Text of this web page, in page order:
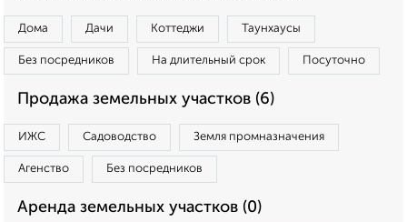
Дома Дачи Коттеджи Таунхаусы
Без посредников На длительный срок Посуточно
Продажа земельных участков (6)
ИЖС Садоводство Земля промназначения
Агенство Без посредников
Аренда земельных участков (0)